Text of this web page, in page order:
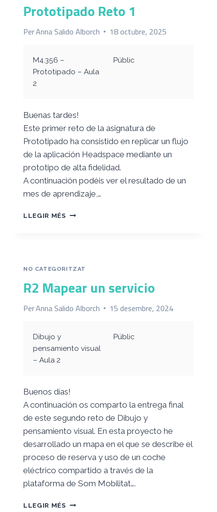
Prototipado Reto 1
PerAnna Salido Alborch 18 octubre, 2025
M4.356 –
Prototipado – Aula
2
Públic
Buenas tardes!
Este primer reto de la asignatura de
Prototipado ha consistido en replicar un flujo
de la aplicación Headspace mediante un
prototipo de alta fidelidad.
A continuación podéis ver el resultado de un
mes de aprendizaje,…
LLEGIR MÉS PROTOTIPADO
NO CATEGORITZAT
R2 Mapear un servicio
PerAnna Salido Alborch 15 desembre, 2024
Dibujo y
pensamiento visual
– Aula 2
Públic
Buenos días!
A continuación os comparto la entrega final
de este segundo reto de Dibujo y
pensamiento visual. En esta proyecto he
desarrollado un mapa en el que se describe el
proceso de reserva y uso de un coche
eléctrico compartido a través de la
plataforma de Som Mobilitat….
LLEGIR MÉS R2